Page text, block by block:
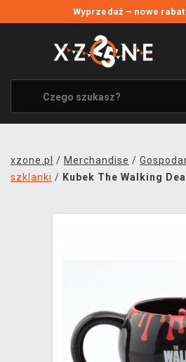
Wyprzedaż – nowe
WYPRZEDAŻ
WSZYSTKIE MARKI
XZONE ORIGINALS
UBRANIA I AKCESORIA
SOUNDTRACKI
XZONE KLUB
xzone.pl / Merchandise /
szklanki / Kubek The Walking